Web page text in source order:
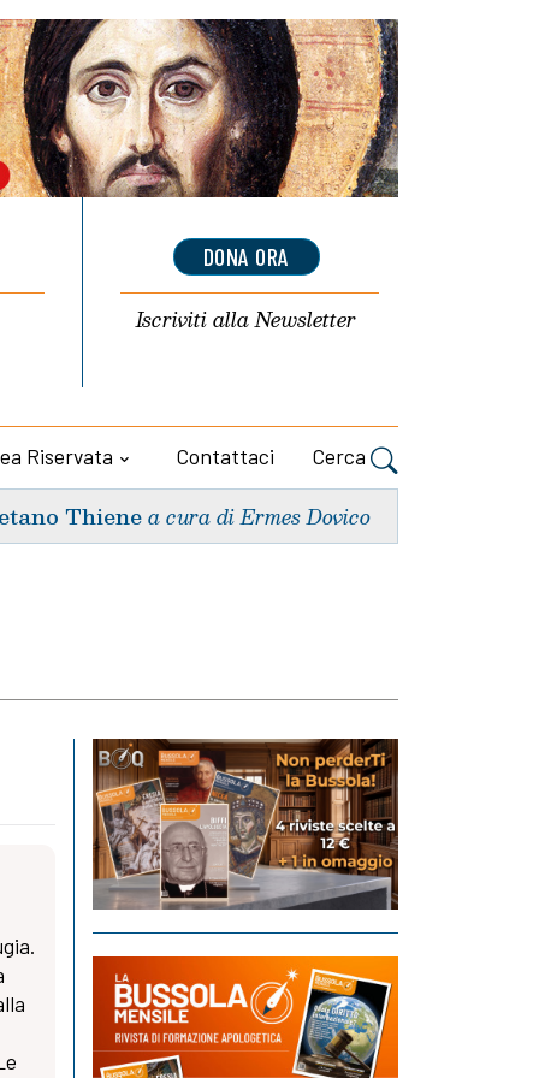
DONA ORA
Iscriviti allaNewsletter
Riservata Contattaci Cerca
Thiene a cura di Ermes Dovico